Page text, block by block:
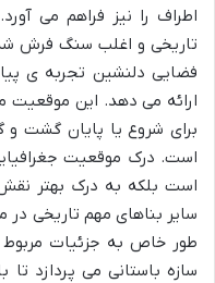
اطراف را نیز فراهم می
تاریخی و اغلب سنگ فرش
فضایی دلنشین تجربه ی
ارائه می دهد. این موقعیت
برای شروع یا پایان گشت و
است. درک موقعیت
است بلکه به درک بهتر
سایر بناهای مهم تاریخی
طور خاص به جزئیات
سازه باستانی می پردازد تا